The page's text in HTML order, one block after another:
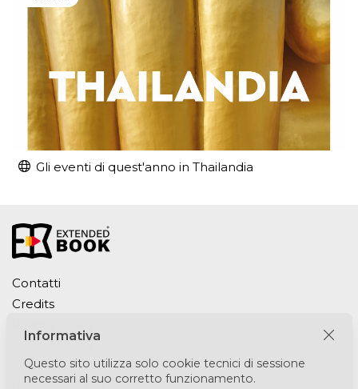
Gli eventi di quest'anno in Thailandia
Contatti
Credits
Cookie Policy
Puntomedia srl
Informativa
Questo sito utilizza solo cookie tecnici di sessione
necessari al suo corretto funzionamento.